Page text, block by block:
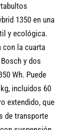
1350 en una
y ecológica.
con la cuarta
y dos
Wh. Puede
incluidos 60
extendido, que
de transporte